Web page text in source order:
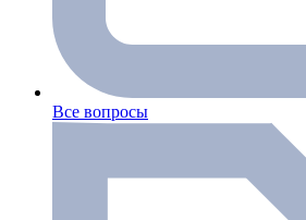
Все вопросы